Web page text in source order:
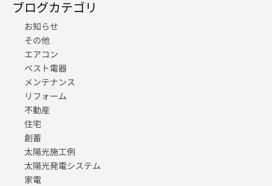
ブログカテゴリ
お知らせ
その他
エアコン
ベスト電器
メンテナンス
リフォーム
不動産
住宅
創蓄
太陽光施工例
太陽光発電システム
家電